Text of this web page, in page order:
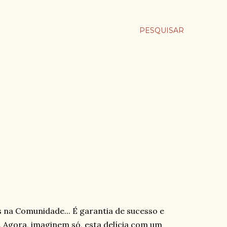
PESQUISAR
Comunidade... É garantia de sucesso e
imaginem só, esta delícia com um